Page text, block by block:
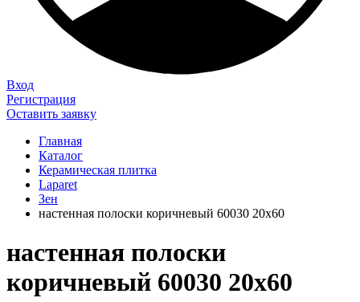
Вход
Регистрация
Оставить заявку
Главная
Каталог
Керамическая плитка
Laparet
Зен
настенная полоски коричневый 60030 20х60
настенная полоски
коричневый 60030 20х60